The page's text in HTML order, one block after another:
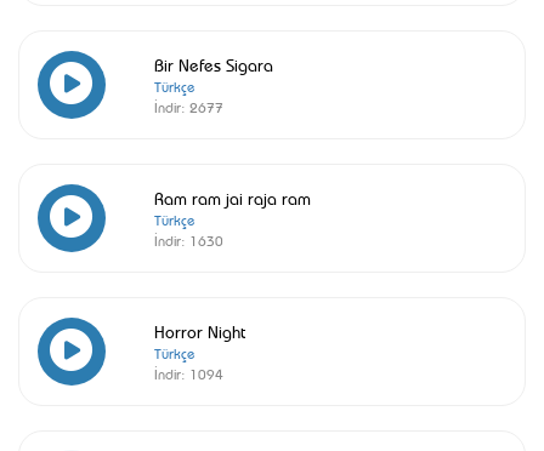
Bir Nefes Sigara
Türkçe
İndir: 2677
Ram ram jai raja ram
Türkçe
İndir: 1630
Horror Night
Türkçe
İndir: 1094